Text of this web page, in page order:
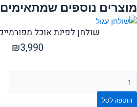
מוצרים נוספים
שולחן לפינת אוכל
₪3,990
הוספה לסל